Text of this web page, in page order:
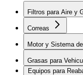
Filtros para Aire y
Correas
Motor y Sistema
Grasas para
Equipos para